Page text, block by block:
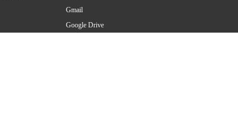
Gmail
Google Drive